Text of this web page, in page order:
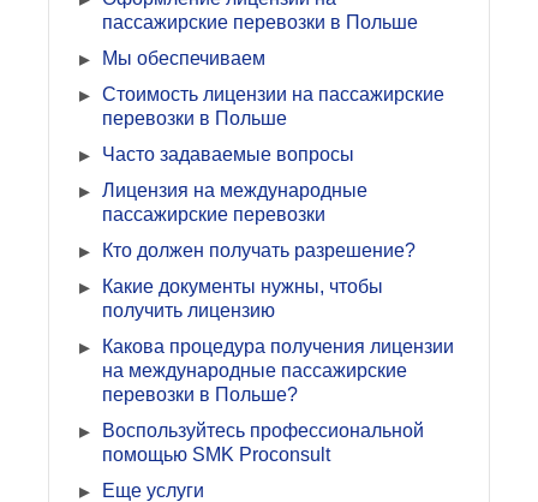
пассажирские перевозки в Польше
Мы обеспечиваем
Стоимость лицензии на пассажирские
перевозки в Польше
Часто задаваемые вопросы
Лицензия на международные
пассажирские перевозки
Кто должен получать разрешение?
Какие документы нужны, чтобы
получить лицензию
Какова процедура получения лицензии
на международные пассажирские
перевозки в Польше?
Воспользуйтесь профессиональной
помощью SMK Proconsult
Еще услуги